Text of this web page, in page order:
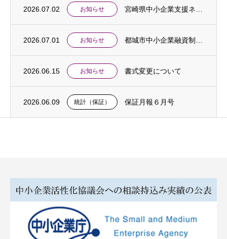
2026.07.02 お知らせ
2026.07.01 お知らせ
2026.06.15 お知らせ 書式変更について
2026.06.09 統計（保証） 保証月報６月号